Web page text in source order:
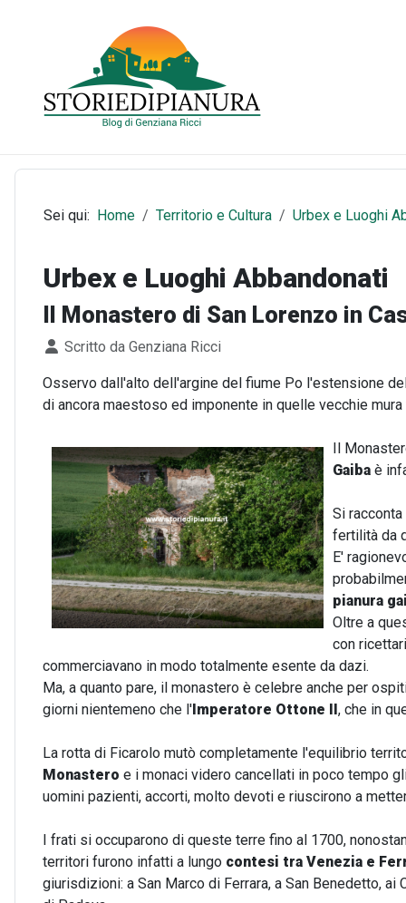
Sei qui: Home Territorio e Cultura Urbex e Luoghi
Urbex e Luoghi Abbandonati
Il Monastero di San Lorenzo in
Dettagli
Scritto da Genziana Ricci
Osservo dall'alto dell'argine del fiume Po l'estensione
di ancora maestoso ed imponente in quelle vecchie
Il
Gaiba è
Si
fertilità da
E'
pianura
Oltre a
con
commerciavano in modo totalmente esente da dazi.
Ma, a quanto pare, il monastero è celebre anche per
giorni nientemeno che l'Imperatore Ottone II, che in
La rotta di Ficarolo mutò completamente l'equilibrio
Monastero e i monaci videro cancellati in poco tempo
uomini pazienti, accorti, molto devoti e riuscirono a
I frati si occuparono di queste terre fino al 1700,
territori furono infatti a lungo contesi tra Venezia e
giurisdizioni: a San Marco di Ferrara, a San Benedetto,